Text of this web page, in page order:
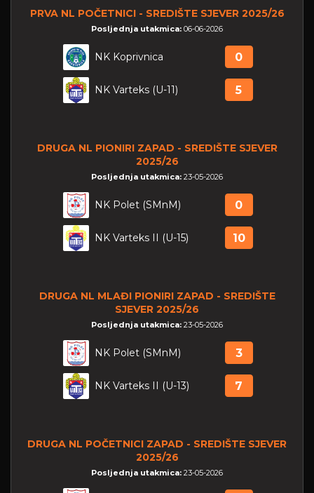
PRVA NL POČETNICI - SREDIŠTE SJEVER 2025/26
Posljednja utakmica: 06-06-2026
NK Koprivnica 0
NK Varteks (U-11) 5
DRUGA NL PIONIRI ZAPAD - SREDIŠTE SJEVER
2025/26
Posljednja utakmica: 23-05-2026
NK Polet (SMnM) 0
NK Varteks II (U-15) 10
DRUGA NL MLAĐI PIONIRI ZAPAD - SREDIŠTE
SJEVER 2025/26
Posljednja utakmica: 23-05-2026
NK Polet (SMnM) 3
NK Varteks II (U-13) 7
DRUGA NL POČETNICI ZAPAD - SREDIŠTE SJEVER
2025/26
Posljednja utakmica: 23-05-2026